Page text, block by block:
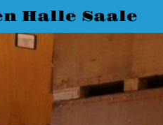
Halle Saale